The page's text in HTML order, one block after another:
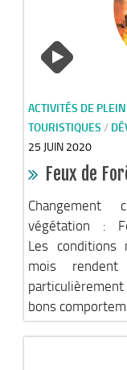
Cohésion Sociale
Bus
Accès
Culture, sports &
Terre de jeux 2024
Equipements et
Matacena :
La Mure Cinéma
Maison Messiaen
L’Education
Résidence
ACTIVITÉS DE
TOURISTIQUES /
25 JUIN 2020
Feux de
Changement
végétation :
Les conditions
mois
particulièrement
bons